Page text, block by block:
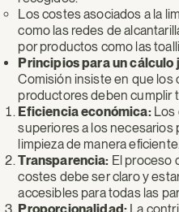
Los costes asociados a la
como las redes de
por productos como las
Principios para un
Comisión insiste en que
productores deben cumplir
Eficiencia económica:Los
superiores a los necesarios
limpieza de manera
Transparencia: El proceso
costes debe ser claro y
accesibles para todas las